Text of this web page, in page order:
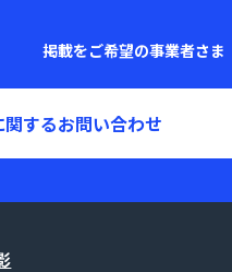
掲載をご希望の事業者さま
関するお問い合わせ